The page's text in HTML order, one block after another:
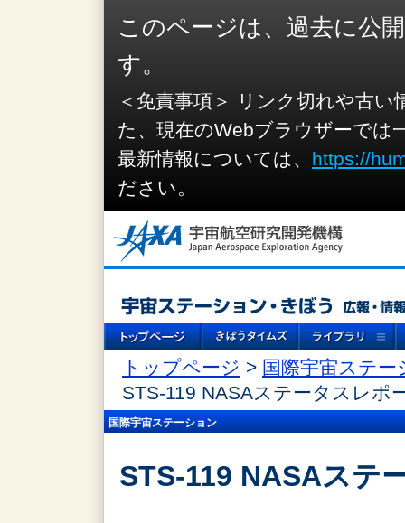
このページは、過去に公
す。
＜免責事項＞ リンク切れや古
た、現在のWebブラウザーでは
最新情報については、 https://
ださい。
トップページ > 国際宇宙ステー
STS-119 NASAステータスレポ
国際宇宙ステーション
STS-119 NASAステ